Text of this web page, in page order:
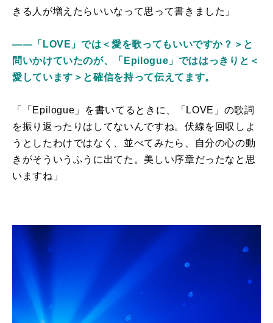
きる人が増えたらいいなって思って書きました」
――「LOVE」では＜愛を歌ってもいいですか？＞と
問いかけていたのが、「Epilogue」でははっきりと＜
愛しています＞と確信を持って伝えてます。
「「Epilogue」を書いてるときに、「LOVE」の歌詞
を振り返ったりはしてないんですね。伏線を回収しよ
うとしたわけではなく、並べてみたら、自分の心の動
きがそういうふうに出てた。美しい序章だったなと思
いますね」